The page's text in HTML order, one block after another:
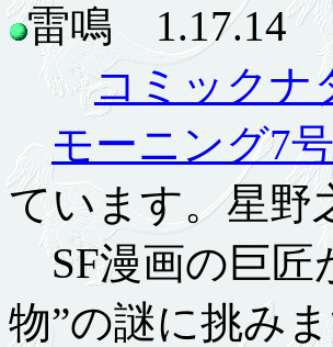
雷鳴 1.17.14
コミックナ
モーニング7号
ています。星野
SF漫画の巨匠
物”の謎に挑みま